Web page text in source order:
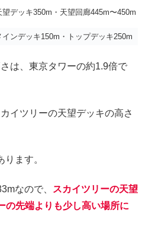
望デッキ350m・天望回廊445m〜450m
インデッキ150m・トップデッキ250m
は、東京タワーの約1.9倍で
イツリーの天望デッキの高さ
ます。
なので、
スカイツリーの天望
の先端よりも少し高い場所に